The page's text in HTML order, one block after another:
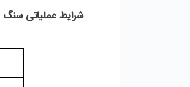
شرایط عملیاتی سنگ